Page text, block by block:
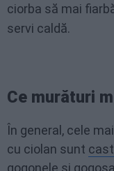
ciorba să mai
servi caldă.
Ce murături
În general, cele
cu ciolan sunt
gogonele și